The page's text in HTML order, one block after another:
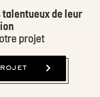
talentueux de leur
projet